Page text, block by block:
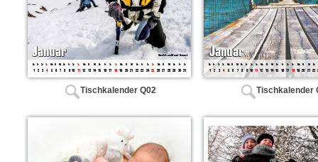
Tischkalender Q02 Tischkalender